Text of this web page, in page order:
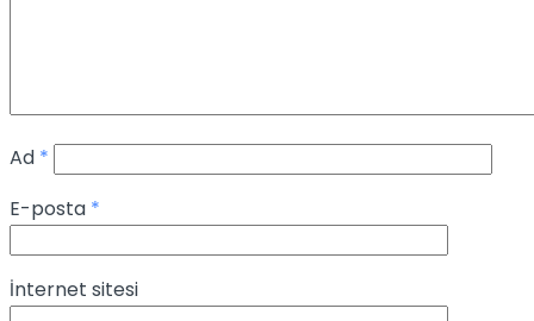
Ad *
E-posta *
İnternet sitesi